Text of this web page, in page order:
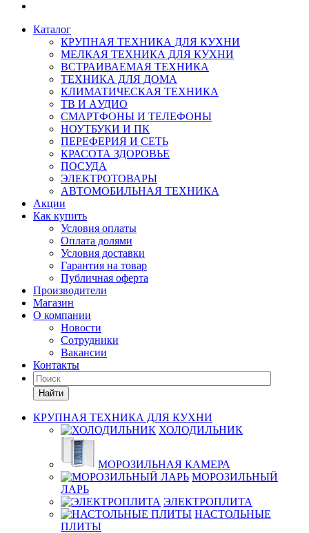
Каталог
КРУПНАЯ ТЕХНИКА ДЛЯ КУХНИ
МЕЛКАЯ ТЕХНИКА ДЛЯ КУХНИ
ВСТРАИВАЕМАЯ ТЕХНИКА
ТЕХНИКА ДЛЯ ДОМА
КЛИМАТИЧЕСКАЯ ТЕХНИКА
ТВ И AУДИО
СМАРТФОНЫ И ТЕЛЕФОНЫ
НОУТБУКИ И ПК
ПЕРЕФЕРИЯ И СЕТЬ
КРАСОТА ЗДОРОВЬЕ
ПОСУДА
ЭЛЕКТРОТОВАРЫ
АВТОМОБИЛЬНАЯ ТЕХНИКА
Акции
Как купить
Условия оплаты
Оплата долями
Условия доставки
Гарантия на товар
Публичная оферта
Производители
Магазин
О компании
Новости
Сотрудники
Вакансии
Контакты
Найти
КРУПНАЯ ТЕХНИКА ДЛЯ КУХНИ
ХОЛОДИЛЬНИК
МОРОЗИЛЬНАЯ КАМЕРА
МОРОЗИЛЬНЫЙ
ЛАРЬ
ЭЛЕКТРОПЛИТА
НАСТОЛЬНЫЕ
ПЛИТЫ